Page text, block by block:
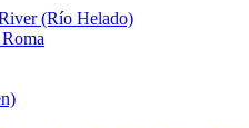
(Río Helado)